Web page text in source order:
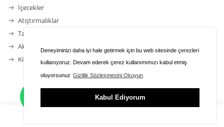
Deneyiminizi daha iyi hale getirmek için bu web sitesinde çerezleri
kullanıyoruz. Devam ederek çerez kullanımımızı kabul etmiş
oluyorsunuz Gizlilik Sözleşmesini Okuyun
Kabul Ediyorum
İçecekler
Atıştırmalıklar
Takviye Gıdalar
Aktif Yaşam Ürünleri
Kişisel Bakım Ürünleri